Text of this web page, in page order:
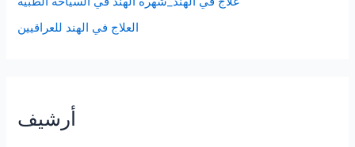
العلاج في الهند للعراقيين
أرشيف